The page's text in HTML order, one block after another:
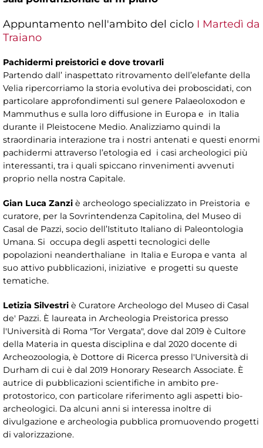
Appuntamento nell'ambito del ciclo I Martedì da
Traiano
Pachidermi preistorici e dove trovarli
Partendo dall’ inaspettato ritrovamento dell’elefante della
Velia ripercorriamo la storia evolutiva dei proboscidati, con
particolare approfondimenti sul genere Palaeoloxodon e
Mammuthus e sulla loro diffusione in Europa e in Italia
durante il Pleistocene Medio. Analizziamo quindi la
straordinaria interazione tra i nostri antenati e questi enormi
pachidermi attraverso l’etologia ed i casi archeologici più
interessanti, tra i quali spiccano rinvenimenti avvenuti
proprio nella nostra Capitale.
Gian Luca Zanzi è archeologo specializzato in Preistoria e
curatore, per la Sovrintendenza Capitolina, del Museo di
Casal de Pazzi, socio dell’Istituto Italiano di Paleontologia
Umana. Si occupa degli aspetti tecnologici delle
popolazioni neanderthaliane in Italia e Europa e vanta al
suo attivo pubblicazioni, iniziative e progetti su queste
tematiche.
Letizia Silvestri è Curatore Archeologo del Museo di Casal
de' Pazzi. È laureata in Archeologia Preistorica presso
l'Università di Roma "Tor Vergata", dove dal 2019 è Cultore
della Materia in questa disciplina e dal 2020 docente di
Archeozoologia, è Dottore di Ricerca presso l'Università di
Durham di cui è dal 2019 Honorary Research Associate. È
autrice di pubblicazioni scientifiche in ambito pre-
protostorico, con particolare riferimento agli aspetti bio-
archeologici. Da alcuni anni si interessa inoltre di
divulgazione e archeologia pubblica promuovendo progetti
di valorizzazione.